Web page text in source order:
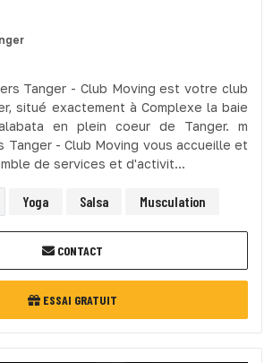
Tanger - Club Moving est votre club
situé exactement à Complexe la baie
en plein coeur de Tanger. m
Tanger - Club Moving vous accueille et
de services et d'activit...
Yoga Salsa Musculation
CONTACT
ESSAI GRATUIT